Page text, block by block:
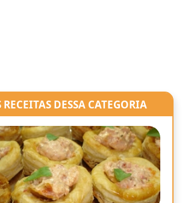
DESSA CATEGORIA